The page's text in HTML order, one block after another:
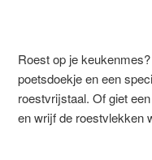
Roest op je
poetsdoekje en een
roestvrijstaal. Of giet
en wrijf de roestvlekken